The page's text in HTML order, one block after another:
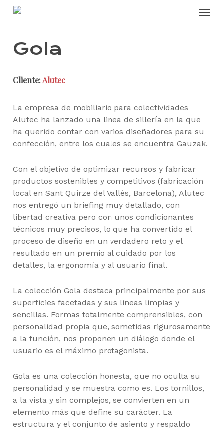
Skip
contentGola
Cliente:Alutec
La empresa de mobiliario para colectividades
Alutec ha lanzado una linea de sillería en la que
ha querido contar con varios diseñadores para su
confección, entre los cuales se encuentra Gauzak.
Con el objetivo de optimizar recursos y fabricar
productos sostenibles y competitivos (fabricación
local en Sant Quirze del Vallès, Barcelona), Alutec
nos entregó un briefing muy detallado, con
libertad creativa pero con unos condicionantes
técnicos muy precisos, lo que ha convertido el
proceso de diseño en un verdadero reto y el
resultado en un premio al cuidado por los
detalles, la ergonomía y al usuario final.
La colección Gola destaca principalmente por sus
superficies facetadas y sus lineas limpias y
sencillas. Formas totalmente comprensibles, con
personalidad propia que, sometidas rigurosamente
a la función, nos proponen un diálogo donde el
usuario es el máximo protagonista.
Gola es una colección honesta, que no oculta su
personalidad y se muestra como es. Los tornillos,
a la vista y sin complejos, se convierten en un
elemento más que define su carácter. La
estructura y el conjunto de asiento y respaldo